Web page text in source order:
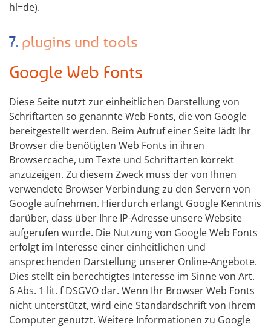
hl=de).
7. plugins und tools
Google Web Fonts
Diese Seite nutzt zur einheitlichen Darstellung von
Schriftarten so genannte Web Fonts, die von Google
bereitgestellt werden. Beim Aufruf einer Seite lädt Ihr
Browser die benötigten Web Fonts in ihren
Browsercache, um Texte und Schriftarten korrekt
anzuzeigen. Zu diesem Zweck muss der von Ihnen
verwendete Browser Verbindung zu den Servern von
Google aufnehmen. Hierdurch erlangt Google Kenntnis
darüber, dass über Ihre IP-Adresse unsere Website
aufgerufen wurde. Die Nutzung von Google Web Fonts
erfolgt im Interesse einer einheitlichen und
ansprechenden Darstellung unserer Online-Angebote.
Dies stellt ein berechtigtes Interesse im Sinne von Art.
6 Abs. 1 lit. f DSGVO dar. Wenn Ihr Browser Web Fonts
nicht unterstützt, wird eine Standardschrift von Ihrem
Computer genutzt. Weitere Informationen zu Google